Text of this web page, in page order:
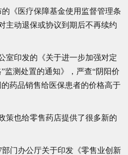
《医疗保障基金使用监督管理条
主动退保或协议到期后不再续约
室印发的《关于进一步加强对定
监测处置的通知》，严查“阴阳价
药品销售给医保患者的价格高于
策也给零售药店提供了很多新的
部门办公厅关于印发《零售业创新